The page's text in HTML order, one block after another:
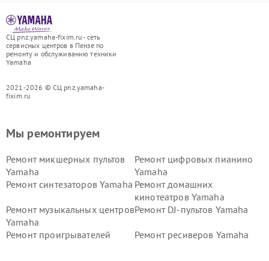
СЦ pnz.yamaha-fixim.ru - сеть
сервисных центров в Пензе по
ремонту и обслуживанию техники
Yamaha
2021-2026 © СЦ pnz.yamaha-
fixim.ru
Мы ремонтируем
Ремонт микшерных пультов
Yamaha
Ремонт цифровых пианино
Yamaha
Ремонт синтезаторов Yamaha Ремонт домашних
кинотеатров Yamaha
Ремонт музыкальных центров
Yamaha
Ремонт DJ-пультов Yamaha
Ремонт проигрывателей
Ремонт ресиверов Yamaha